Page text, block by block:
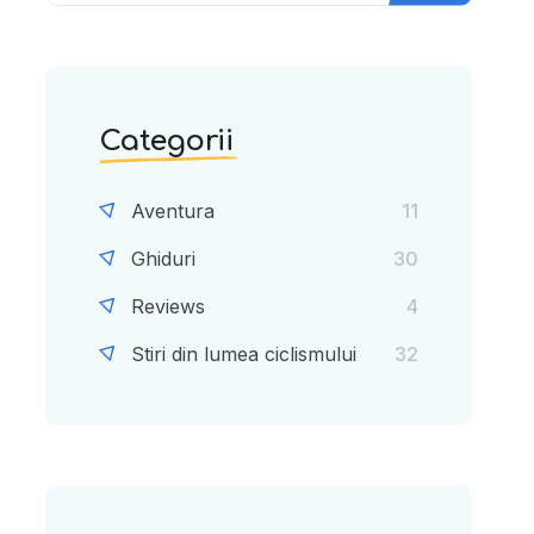
Categorii
Aventura
11
Ghiduri
30
Reviews
4
Stiri din lumea ciclismului
32